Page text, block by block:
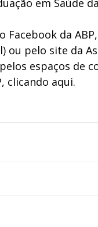
em Saúde
Facebook da ABP,
) ou pelo site da
espaços de
clicando aqui.